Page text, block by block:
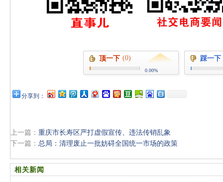
顶一下 (0)
0.00%
踩一下
分享到：
上一篇： 重庆市长寿区严打虚假宣传、违法传销乱象
下一篇： 总局：清理废止一批妨碍全国统一市场的政策
相关新闻